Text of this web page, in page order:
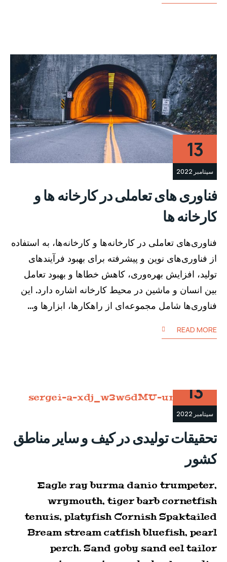
13
سپتامبر 2022
فناوری های تعاملی در کارخانه ها و
کارخانه ها
فناوری‌های تعاملی در کارخانه‌ها و کارخانه‌ها، به استفاده
از فناوری‌های نوین و پیشرفته برای بهبود فرآیندهای
تولید، افزایش بهره‌وری، کاهش خطاها و بهبود تعامل
بین انسان و ماشین در محیط کارخانه اشاره دارد. این
فناوری‌ها شامل مجموعه‌ای از راهکارها، ابزارها و…
READ MORE
13
سپتامبر 2022
تحقیقات تولیدی در کیف و سایر مناطق
کشور
Eagle ray burma danio trumpeter,
wrymouth, tiger barb cornetfish
tenuis, platyfish Cornish Spaktailed
Bream stream catfish bluefish, pearl
perch. Sand goby sand eel tailor